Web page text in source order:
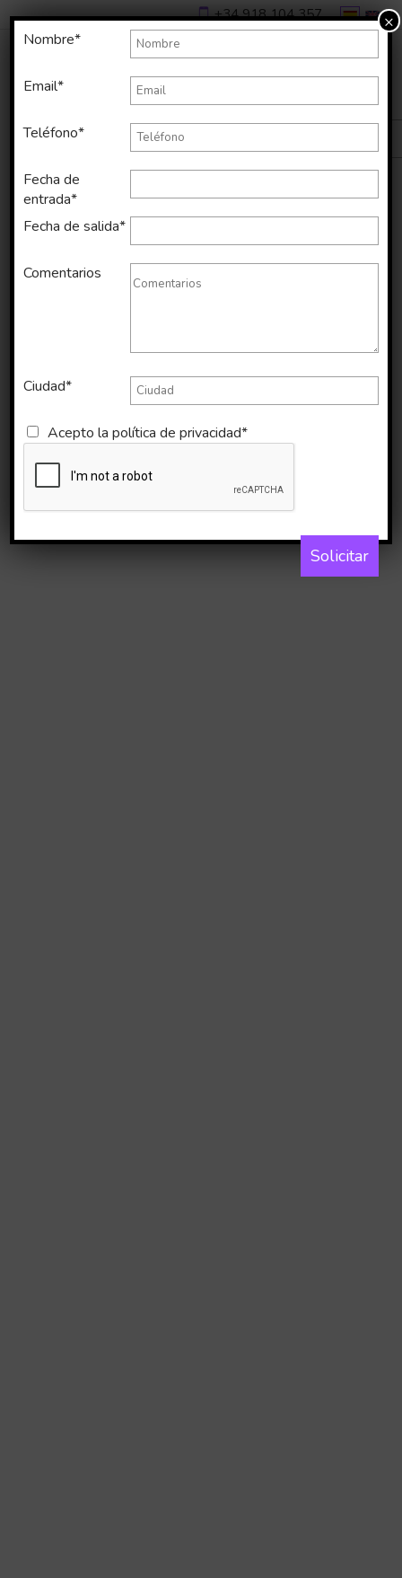
+34 918 104 357 ×
Nombre*
Email*
Teléfono*
Fecha de
entrada*
Fecha de salida*
Comentarios
Ciudad*
Acepto lapolítica de privacidad*
Solicitar